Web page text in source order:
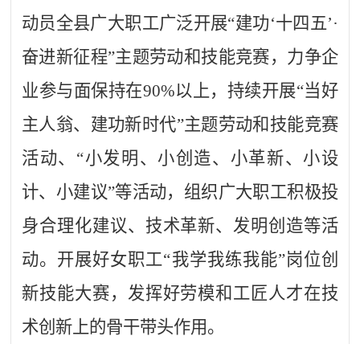
动员全县广大职工广泛开展“建功‘十四五’·
奋进新征程”主题劳动和技能竞赛，力争企
业参与面保持在90%以上，持续开展“当好
主人翁、建功新时代”主题劳动和技能竞赛
活动、“小发明、小创造、小革新、小设
计、小建议”等活动， 组织广大职工积极投
身合理化建议、技术革新、发明创造等活
动。 开展好女职工“我学我练我能”岗位创
新技能大赛，发挥好劳模和工匠人才在技
术创新上的骨干带头作用。